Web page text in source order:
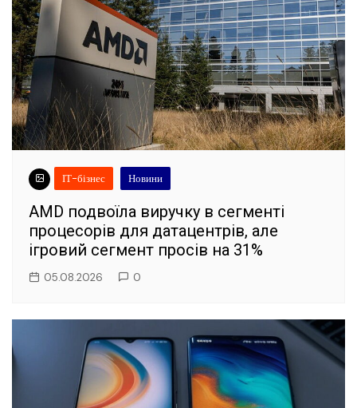
ІТ-бізнес Новини
AMD подвоїла виручку в сегменті
процесорів для датацентрів, але
ігровий сегмент просів на 31%
05.08.2026 0